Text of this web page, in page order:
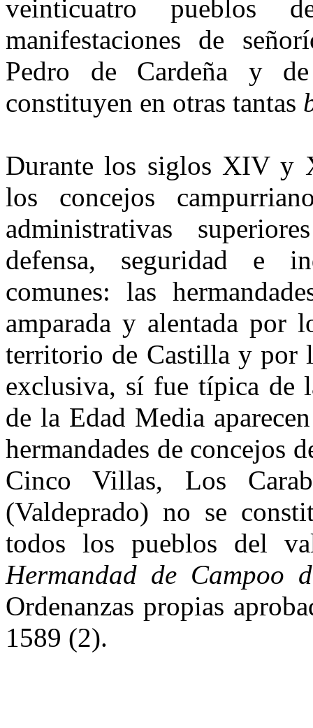
veinticuatro pueblos
manifestaciones de
Pedro de Cardeña y
constituyen en otras tantas
Durante los siglos XIV y
los concejos
administrati­vas
defensa, seguridad e
comunes: las
amparada y alentada por
territorio de Castilla y por
exclusiva, sí fue típica de
de la Edad Media
hermandades de concejos
Cinco Vi­llas, Los
(Valdeprado) no se
todos los pueblos del
Hermandad de Campoo
Ordenan­zas propias
1589 (2).